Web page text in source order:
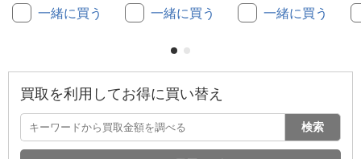
一緒に買う 一緒に買う 一緒に買う
買取を利用してお得に買い替え
検索